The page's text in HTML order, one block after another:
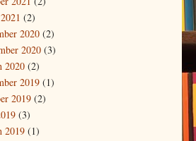
(2)
2020 (2)
2020 (3)
2020 (2)
2019 (1)
2019 (2)
(3)
2019 (1)